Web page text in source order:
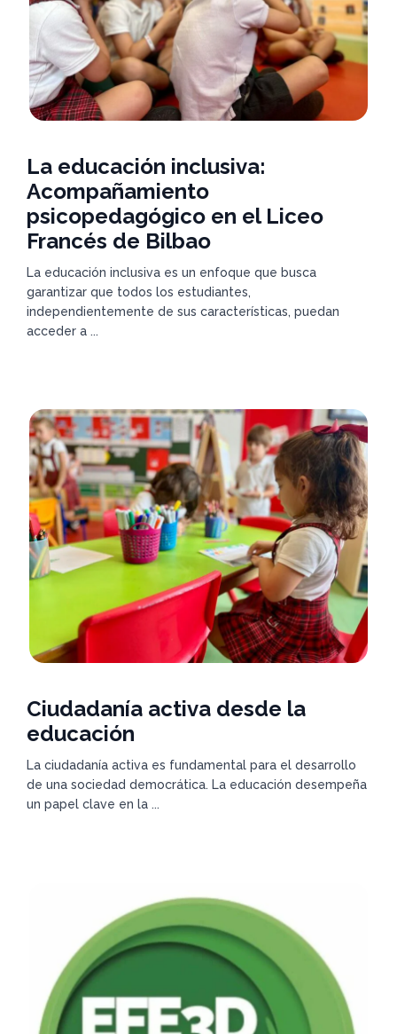
La educación inclusiva:
Acompañamiento
psicopedagógico en el Liceo
Francés de Bilbao
La educación inclusiva es un enfoque que busca
garantizar que todos los estudiantes,
independientemente de sus características, puedan
acceder a ...
Ciudadanía activa desde la
educación
La ciudadanía activa es fundamental para el desarrollo
de una sociedad democrática. La educación desempeña
un papel clave en la ...